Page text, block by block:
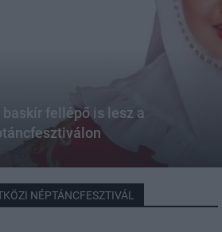
fellépő is lesz a
NÉPTÁNCFESZTIVÁL